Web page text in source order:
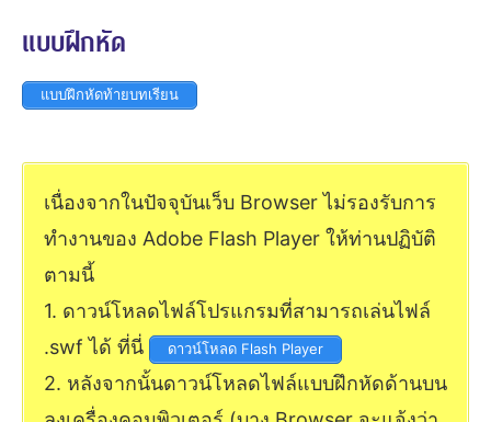
แบบฝึกหัด
แบบฝึกหัดท้ายบทเรียน
เนื่องจากในปัจจุบันเว็บ Browser ไม่รองรับการ
ทำงานของ Adobe Flash Player ให้ท่านปฏิบัติ
ตามนี้
1. ดาวน์โหลดไฟล์โปรแกรมที่สามารถเล่นไฟล์
.swf ได้ ที่นี่
ดาวน์โหลด Flash Player
2. หลังจากนั้นดาวน์โหลดไฟล์แบบฝึกหัดด้านบน